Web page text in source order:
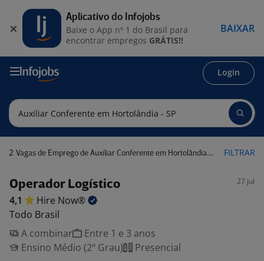
Login
2 Vagas de Emprego de Auxiliar Conferente em Hortolândia - SP FILTRAR
Operador Logístico 27 jul
4,1 Hire Now®
Todo Brasil
A combinar
Entre 1 e 3 anos
Ensino Médio (2º Grau)
Presencial
Aplicativo do Infojobs
Baixe o App nº 1 do Brasil para
encontrar empregos GRÁTIS!!
BAIXAR